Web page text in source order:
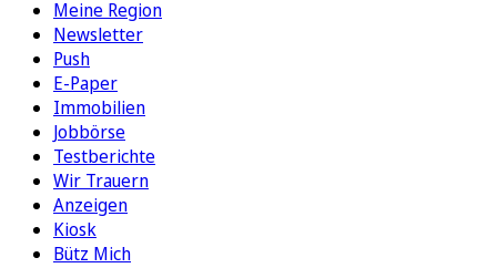
Meine Region
Newsletter
Push
E-Paper
Immobilien
Jobbörse
Testberichte
Wir Trauern
Anzeigen
Kiosk
Bütz Mich